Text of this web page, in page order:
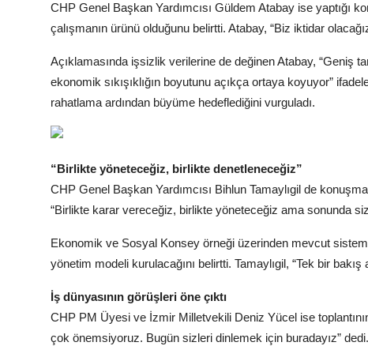
CHP Genel Başkan Yardımcısı Güldem Atabay ise yaptığı
çalışmanın ürünü olduğunu belirtti. Atabay, “Biz iktidar
Açıklamasında işsizlik verilerine de değinen Atabay, “Geniş
ekonomik sıkışıklığın boyutunu açıkça ortaya koyuyor”
rahatlama ardından büyüme hedeflediğini vurguladı.
“Birlikte yöneteceğiz, birlikte denetleneceğiz”
CHP Genel Başkan Yardımcısı Bihlun Tamaylıgil de
“Birlikte karar vereceğiz, birlikte yöneteceğiz ama sonunda
Ekonomik ve Sosyal Konsey örneği üzerinden mevcut
yönetim modeli kurulacağını belirtti. Tamaylıgil, “Tek bir
İş dünyasının görüşleri öne çıktı
CHP PM Üyesi ve İzmir Milletvekili Deniz Yücel ise
çok önemsiyoruz. Bugün sizleri dinlemek için buradayız” dedi.